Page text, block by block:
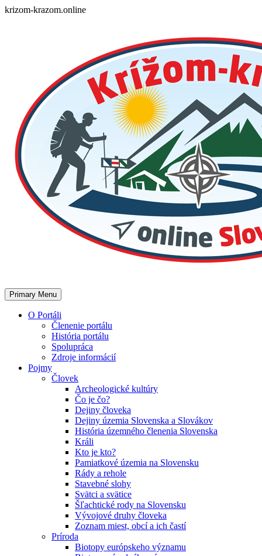
Skip
krizom-krazom.online
Primary Menu
O Portáli
Členenie portálu
História portálu
Spolupráca
Zdroje informácií
Pojmy
Človek
Archeologické kultúry
Čo je čo?
Dejiny človeka
Dejiny územia Slovenska a Slovákov
História územného členenia Slovenska
Králi
Kto je kto?
Pamiatkové územia na Slovensku
Rády a rehole
Stavebné slohy
Svätci a svätice
Šľachtické rody na Slovensku
Vývojové druhy človeka
Zoznam miest, obcí a ich častí
Príroda
Biotopy európskeho významu